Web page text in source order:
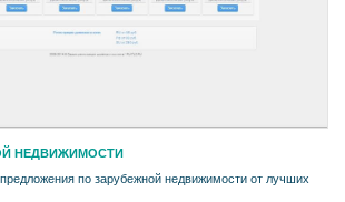
НЕДВИЖИМОСТИ
по зарубежной недвижимости от лучших